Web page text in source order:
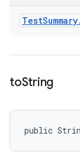
TestSummary.
toString
public